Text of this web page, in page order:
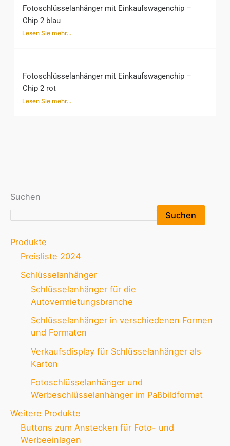
Suchen
Suchen
Produkte
Preisliste 2024
Schlüsselanhänger
Schlüsselanhänger für die
Autovermietungsbranche
Schlüsselanhänger in verschiedenen Formen
und Formaten
Verkaufsdisplay für Schlüsselanhänger als
Karton
Fotoschlüsselanhänger und
Werbeschlüsselanhänger im Paßbildformat
Weitere Produkte
Buttons zum Anstecken für Foto- und
Werbeeinlagen
Fotoschlüsselanhänger mit Einkaufswagenchip –
Chip 2 blau
Lesen Sie mehr...
Fotoschlüsselanhänger mit Einkaufswagenchip –
Chip 2 rot
Lesen Sie mehr...